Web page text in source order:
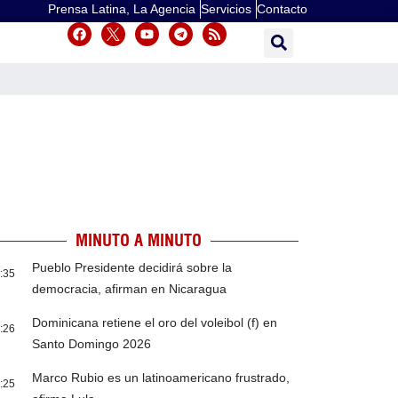
Prensa Latina, La Agencia Servicios Contacto
MINUTO A MINUTO
Pueblo Presidente decidirá sobre la
democracia, afirman en Nicaragua
Dominicana retiene el oro del voleibol (f) en
Santo Domingo 2026
Marco Rubio es un latinoamericano frustrado,